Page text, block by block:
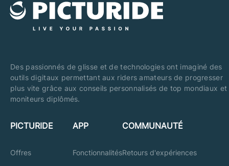
Des passionnés de glisse et de technologies ont imaginé des
outils digitaux permettant aux riders amateurs de progresser
plus vite grâce aux conseils personnalisés de top mondiaux et
moniteurs diplômés.
PICTURIDE
Offres
APP
Fonctionnalités
COMMUNAUTÉ
Retours d'expériences